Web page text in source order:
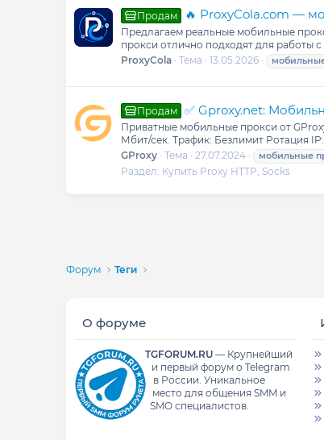
Продам 🔥 ProxyCola.com —
Предлагаем реальные мобильные
прокси отлично подходят для работы
ProxyCola Тема 13.05.2026
Продам ✅ Gproxy.net:
Приватные мобильные прокси от
Мбит/сек. Трафик: Безлимит Ротация
GProxy Тема 27.07.2024 мобильные
Раздел: Купить Proxy HTTP, Socks
Форум Теги
О форуме
TGFORUM.RU— Крупнейший
и первый форум о Telegram
в России. Уникальное
место для общения SMM и
SMO специалистов.